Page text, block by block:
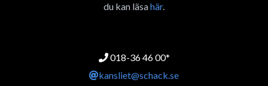
du kan läsahär.
018-36 46 00*
kansliet@schack.se